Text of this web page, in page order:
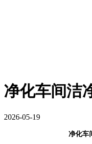
净化车间洁
2026-05-19
净化车